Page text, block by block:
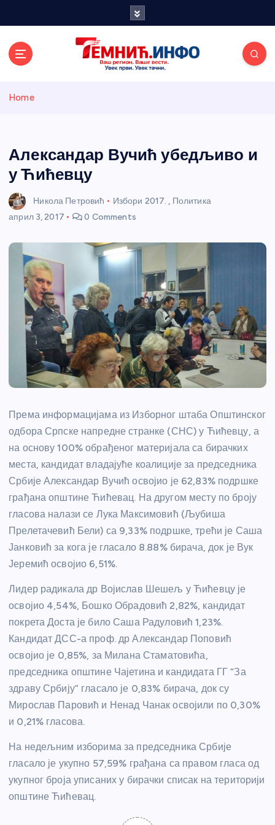
и портал
Home
Александар Вучић убедљиво и
у Ћићевцу
Никола Петровић Избори 2017. , Политика
април 3, 2017
0 Comments
Према информацијама из Изборног штаба Општинског
одбора Српске напредне странке (СНС) у Ћићевцу, а
на основу 100% обрађеног материјала са бирачких
места, кандидат владајуће коалиције за председника
Србије Александар Вучић освојио је 62,83% подршке
грађана општине Ћићевац. На другом месту по броју
гласова налази се Лука Максимовић (Љубиша
Прелетачевић Бели) са 9,33% подршке, трећи је Саша
Јанковић за кога је гласало 8.88% бирача, док је Вук
Јеремић освојио 6,51%.
Лидер радикала др Војислав Шешељ у Ћићевцу је
освојио 4,54%, Бошко Обрадовић 2,82%, кандидат
покрета Доста је било Саша Радуловић 1,23%.
Кандидат ДСС-а проф. др Александар Поповић
освојио је 0,85%, за Милана Стаматовића,
председника општине Чајетина и кандидата ГГ “За
здраву Србију” гласало је 0,83% бирача, док су
Мирослав Паровић и Ненад Чанак освојили по 0,30%
и 0,21% гласова.
На недељним изборима за председника Србије
гласало је укупно 57,59% грађана са правом гласа од
укупног броја уписаних у бирачки списак на територији
општине Ћићевац.